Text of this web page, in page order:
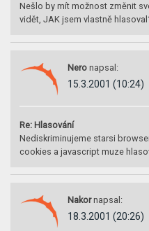
Nešlo by mít možnost změnit
vidět, JAK jsem vlastně
Nero napsal:
15.3.2001 (10:24)
Re: Hlasování
Nediskriminujeme starsi
cookies a javascript muze
Nakor napsal:
18.3.2001 (20:26)